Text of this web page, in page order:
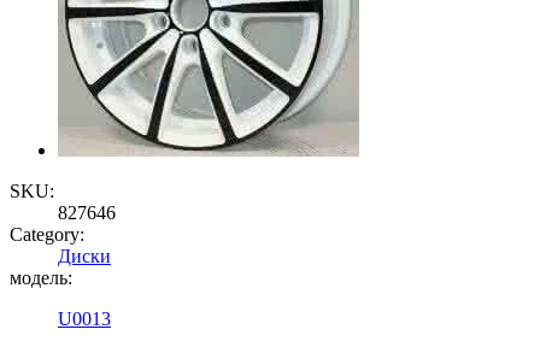
SKU:
827646
Category:
Диски
модель:
U0013